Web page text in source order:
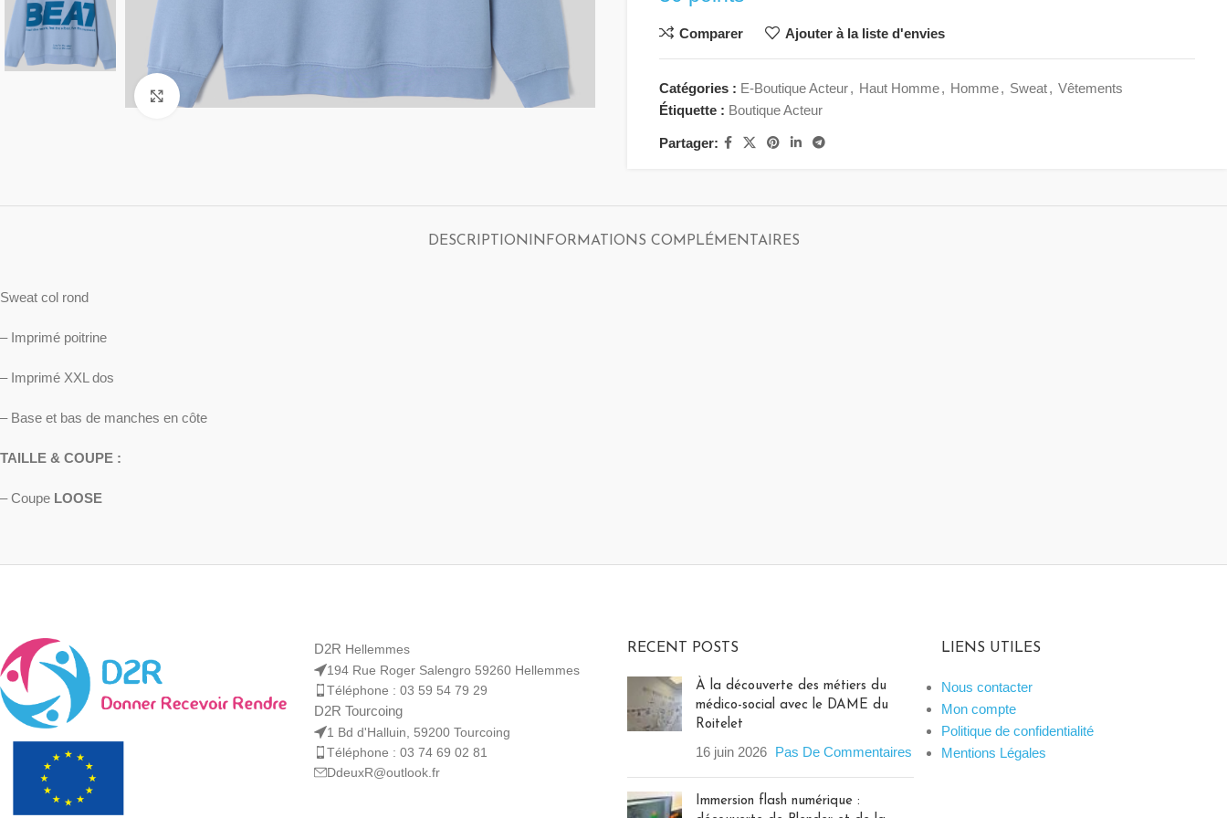
Cliquez pour agrandir
Comparer Ajouter à la liste d'envies
Catégories : E-Boutique Acteur, Haut Homme, Homme, Sweat, Vêtements
Étiquette : Boutique Acteur
Partager:
DESCRIPTION INFORMATIONS COMPLÉMENTAIRES
Sweat col rond
– Imprimé poitrine
– Imprimé XXL dos
– Base et bas de manches en côte
TAILLE & COUPE :
– Coupe LOOSE
D2R Hellemmes
194 Rue Roger Salengro 59260 Hellemmes
Téléphone : 03 59 54 79 29
D2R Tourcoing
1 Bd d'Halluin, 59200 Tourcoing
Téléphone : 03 74 69 02 81
DdeuxR@outlook.fr
RECENT POSTS
À la découverte des métiers du
médico-social avec le DAME du
Roitelet
16 juin 2026 Pas De Commentaires
Immersion flash numérique :
LIENS UTILES
Nous contacter
Mon compte
Politique de confidentialité
Mentions Légales